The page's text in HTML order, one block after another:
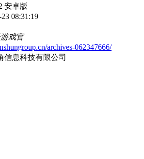
安卓版
08:31:19
戏官
archives-062347666/
信息科技有限公司